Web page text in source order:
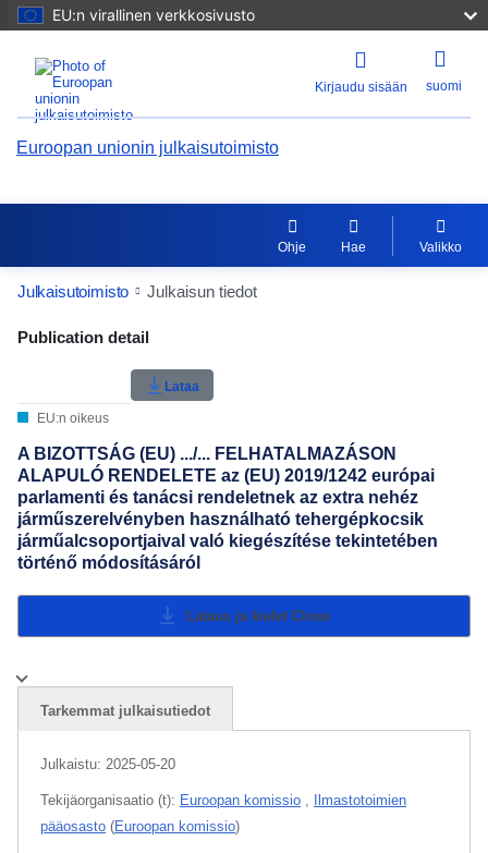
EU:n virallinen verkkosivusto
Kirjaudu sisään suomi
Euroopan unionin julkaisutoimisto
Ohje Hae Valikko
Julkaisutoimisto Julkaisun tiedot
Publication Detail Actions Portlet
Käyttäjän arvosana
Publication detail
EU:n oikeus
Lataa
A BIZOTTSÁG (EU) .../... FELHATALMAZÁSON
ALAPULÓ RENDELETE az (EU) 2019/1242 európai
parlamenti és tanácsi rendeletnek az extra nehéz
járműszerelvényben használható tehergépkocsik
járműalcsoportjaival való kiegészítése tekintetében
történő módosításáról
Lataus ja kielet Close
Tarkemmat julkaisutiedot
Julkaistu: 2025-05-20
Tekijäorganisaatio (t): Euroopan komissio ,
Ilmastotoimien
pääosasto (Euroopan komissio)